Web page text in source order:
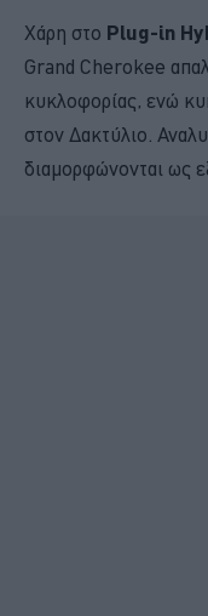
Χάρη στο Plug-in
Grand Cherokee
κυκλοφορίας, ενώ
στον Δακτύλιο.
διαμορφώνονται ως